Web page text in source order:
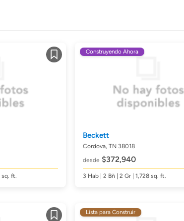
Guardar
sq. ft.
Construyendo Ahora
Beckett
Cordova, TN 38018
desde $372,940
3 Hab| 2 Bñ | 2 Gr | 1,728 sq. ft.
Lista para Construir